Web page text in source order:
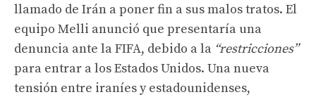
llamado de Irán a poner fin a sus malos tratos. El
equipo Melli anunció que presentaría una
denuncia ante la FIFA, debido a la “restricciones”
para entrar a los Estados Unidos. Una nueva
tensión entre iraníes y estadounidenses,